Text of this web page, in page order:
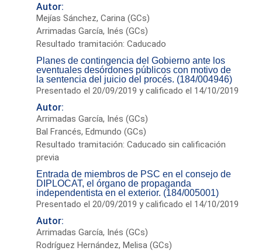
Autor:
Mejías Sánchez, Carina (GCs)
Arrimadas García, Inés (GCs)
Resultado tramitación: Caducado
Planes de contingencia del Gobierno ante los
eventuales desórdones públicos con motivo de
la sentencia del juicio del procés. (184/004946)
Presentado el 20/09/2019 y calificado el 14/10/2019
Autor:
Arrimadas García, Inés (GCs)
Bal Francés, Edmundo (GCs)
Resultado tramitación: Caducado sin calificación
previa
Entrada de miembros de PSC en el consejo de
DIPLOCAT, el órgano de propaganda
independentista en el exterior. (184/005001)
Presentado el 20/09/2019 y calificado el 14/10/2019
Autor:
Arrimadas García, Inés (GCs)
Rodríguez Hernández, Melisa (GCs)